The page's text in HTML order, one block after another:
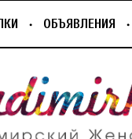
ОБЪЯВЛЕНИЯ